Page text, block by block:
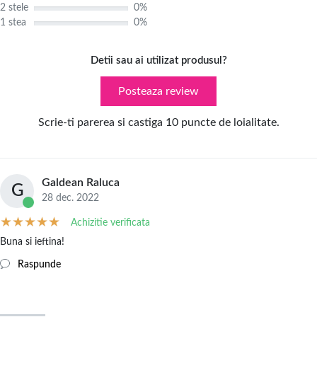
2 stele
0%
1 stea
0%
Detii sau ai utilizat produsul?
Posteaza review
Scrie-ti parerea si castiga 10 puncte de loialitate.
G Galdean Raluca
28 dec. 2022
Achizitie verificata
Buna si ieftina!
Raspunde